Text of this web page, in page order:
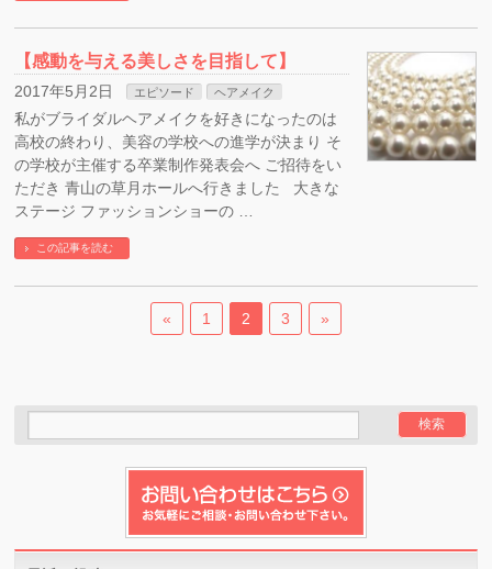
【感動を与える美しさを目指して】
2017年5月2日 エピソード ヘアメイク
私がブライダルヘアメイクを好きになったのは
高校の終わり、美容の学校への進学が決まり そ
の学校が主催する卒業制作発表会へ ご招待をい
ただき 青山の草月ホールへ行きました 大きな
ステージ ファッションショーの …
この記事を読む
« 1 2 3 »